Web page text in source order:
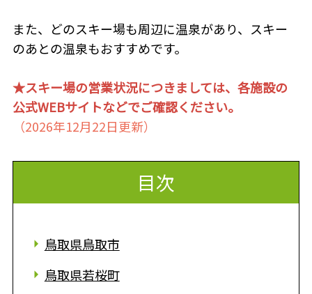
また、どのスキー場も周辺に温泉があり、スキー
のあとの温泉もおすすめです。
★スキー場の営業状況につきましては、各施設の
公式WEBサイトなどでご確認ください。
（2026年12月22日更新）
目次
鳥取県鳥取市
鳥取県若桜町